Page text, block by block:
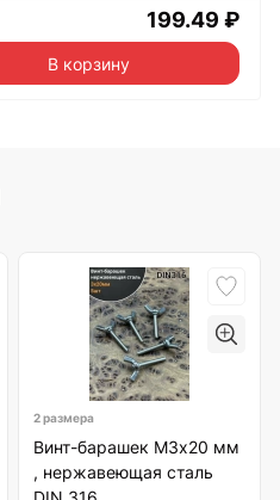
199.49 ₽
В корзину
2 размера
Винт-барашек М3х20 мм
, нержавеющая сталь